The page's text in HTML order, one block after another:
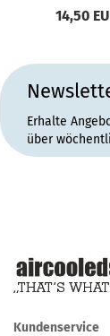
14,50
Erhalte
über
Kundenservice